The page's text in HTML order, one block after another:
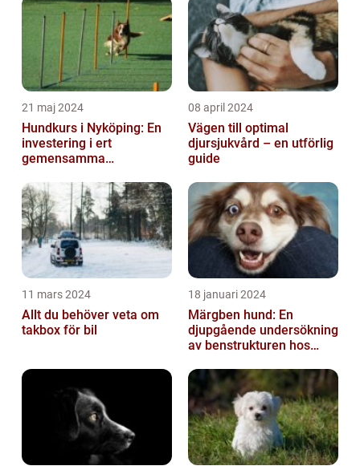
21 maj 2024
Hundkurs i Nyköping: En
investering i ert
gemensamma
08 april 2024
Vägen till optimal
djursjukvård – en utförlig
guide
11 mars 2024
Allt du behöver veta om
takbox för bil
18 januari 2024
Märgben hund: En
djupgående undersökning
av benstrukturen hos